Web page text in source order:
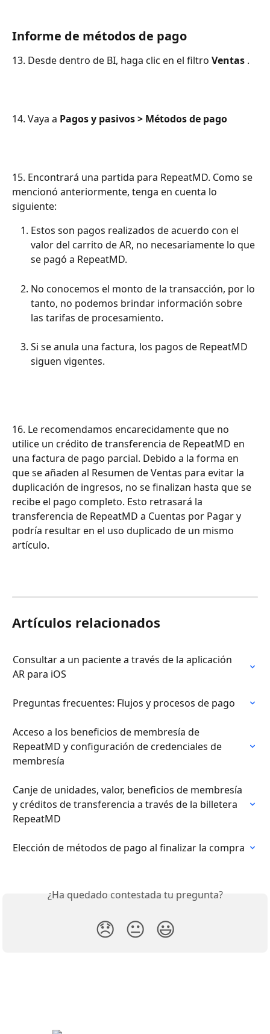
Informe de métodos de pago
13. Desde dentro de BI, haga clic en el filtro Ventas .
14. Vaya a Pagos y pasivos > Métodos de pago
15. Encontrará una partida para RepeatMD. Como se
mencionó anteriormente, tenga en cuenta lo
siguiente:
Estos son pagos realizados de acuerdo con el
valor del carrito de AR, no necesariamente lo que
se pagó a RepeatMD.
No conocemos el monto de la transacción, por lo
tanto, no podemos brindar información sobre
las tarifas de procesamiento.
Si se anula una factura, los pagos de RepeatMD
siguen vigentes.
16. Le recomendamos encarecidamente que no
utilice un crédito de transferencia de RepeatMD en
una factura de pago parcial. Debido a la forma en
que se añaden al Resumen de Ventas para evitar la
duplicación de ingresos, no se finalizan hasta que se
recibe el pago completo. Esto retrasará la
transferencia de RepeatMD a Cuentas por Pagar y
podría resultar en el uso duplicado de un mismo
artículo.
Artículos relacionados
Consultar a un paciente a través de la aplicación
AR para iOS
Preguntas frecuentes: Flujos y procesos de pago
Acceso a los beneficios de membresía de
RepeatMD y configuración de credenciales de
membresía
Canje de unidades, valor, beneficios de membresía
y créditos de transferencia a través de la billetera
RepeatMD
Elección de métodos de pago al finalizar la compra
¿Ha quedado contestada tu pregunta?
😞 😐 😃